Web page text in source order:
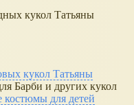
кукол Татьяны
кукол Татьяны
Барби и других кукол
костюмы для детей